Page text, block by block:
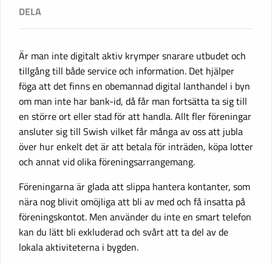
Är man inte digitalt aktiv krymper snarare utbudet och
tillgång till både service och information. Det hjälper
föga att det finns en obemannad digital lanthandel i byn
om man inte har bank-id, då får man fortsätta ta sig till
en större ort eller stad för att handla. Allt fler föreningar
ansluter sig till Swish vilket får många av oss att jubla
över hur enkelt det är att betala för inträden, köpa lotter
och annat vid olika föreningsarrangemang.
Föreningarna är glada att slippa hantera kontanter, som
nära nog blivit omöjliga att bli av med och få insatta på
föreningskontot. Men använder du inte en smart telefon
kan du lätt bli exkluderad och svårt att ta del av de
lokala aktiviteterna i bygden.